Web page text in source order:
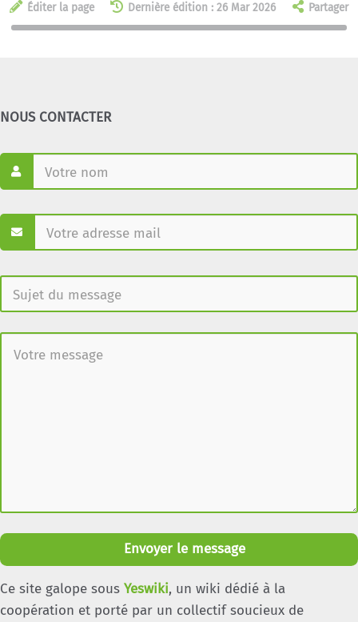
Éditer la page Dernière édition : 26 Mar 2026 Partager
NOUS CONTACTER
Envoyer le message
Ce site galope sous Yeswiki, un wiki dédié à la
coopération et porté par un collectif soucieux de